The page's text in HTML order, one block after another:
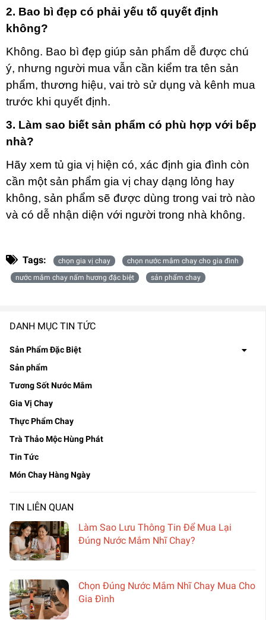
DANH MỤC TIN TỨC
Sản Phẩm Đặc Biệt
Sản phẩm
Tương Sốt Nước Mắm
Gia Vị Chay
Thực Phẩm Chay
Trà Thảo Mộc Hùng Phát
Tin Tức
Món Chay Hàng Ngày
TIN LIÊN QUAN
Làm Sao Lưu Thông Tin Để Mua Lại
Đúng Nước Mắm Nhĩ Chay?
Chọn Đúng Nước Mắm Nhĩ Chay Mua Cho
Gia Đình
2. Bao bì đẹp có phải yếu tố quyết định
không?
Không. Bao bì đẹp giúp sản phẩm dễ được chú
ý, nhưng người mua vẫn cần kiểm tra tên sản
phẩm, thương hiệu, vai trò sử dụng và kênh mua
trước khi quyết định.
3. Làm sao biết sản phẩm có phù hợp với bếp
nhà?
Hãy xem tủ gia vị hiện có, xác định gia đình còn
cần một sản phẩm gia vị chay dạng lỏng hay
không, sản phẩm sẽ được dùng trong vai trò nào
và có dễ nhận diện với người trong nhà không.
Tags: chọn gia vị chay
chọn nước mắm chay cho gia đình
nước mắm chay nấm hương đặc biệt
sản phẩm chay